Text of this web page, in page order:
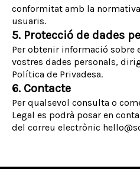
conformitat amb la
usuaris.
5. Protecció de dades
Per obtenir informació sobre
vostres dades personals,
Política de Privadesa.
6. Contacte
Per qualsevol consulta o
Legal es podrà posar en
del correu electrònic